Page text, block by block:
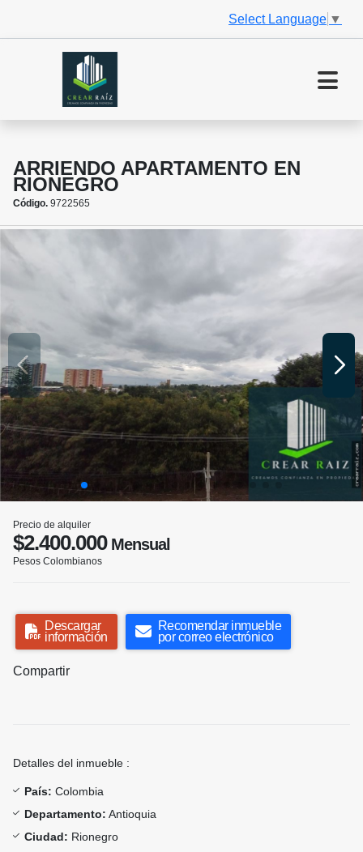
Select Language ▼
ARRIENDO APARTAMENTO EN
RIONEGRO
Código. 9722565
Precio de alquiler
$2.400.000Mensual
Pesos Colombianos
Descargar
información
Recomendar inmueble
por correo electrónico
Compartir
Detalles del inmueble :
País: Colombia
Departamento: Antioquia
Ciudad: Rionegro